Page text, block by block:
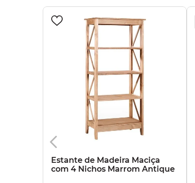
Estante de Madeira Maciça
com 4 Nichos Marrom Antique